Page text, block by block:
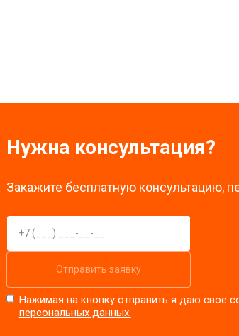
Нужна консультация?
Закажите бесплатную консультацию,
Отправить заявку
Нажимая на кнопку отправить я даю свое
персональных данных.